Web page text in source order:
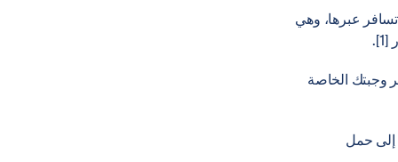
عبرها، وهي
من ذلك، يمكنك تحضير وجبتك الخاصة
إلى حمل